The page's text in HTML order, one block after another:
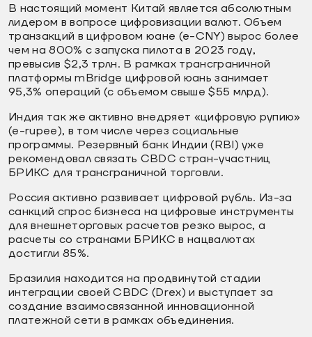
В настоящий момент Китай является абсолютным
лидером в вопросе цифровизации валют. Объем
транзакций в цифровом юане (e-CNY) вырос более
чем на 800% с запуска пилота в 2023 году,
превысив $2,3 трлн. В рамках трансграничной
платформы mBridge цифровой юань занимает
95,3% операций (с объемом свыше $55 млрд).
Индия так же активно внедряет «цифровую рупию»
(e-rupee), в том числе через социальные
программы. Резервный банк Индии (RBI) уже
рекомендовал связать CBDC стран-участниц
БРИКС для трансграничной торговли.
Россия активно развивает цифровой рубль. Из-за
санкций спрос бизнеса на цифровые инструменты
для внешнеторговых расчетов резко вырос, а
расчеты со странами БРИКС в нацвалютах
достигли 85%.
Бразилия находится на продвинутой стадии
интеграции своей CBDC (Drex) и выступает за
создание взаимосвязанной инновационной
платежной сети в рамках объединения.